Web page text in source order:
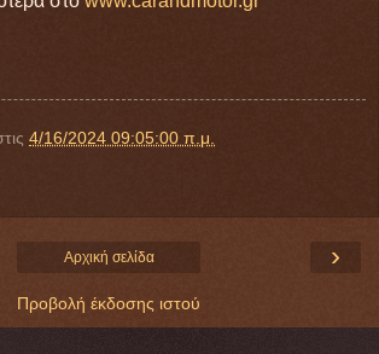
4/16/2024 09:05:00 π.μ.
›
Αρχική σελίδα
Προβολή έκδοσης ιστού